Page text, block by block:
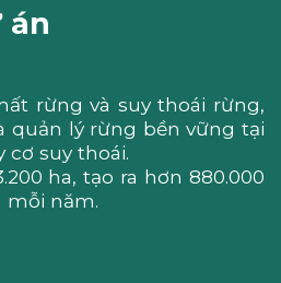
án
rừng và suy thoái rừng,
quản lý rừng bền vững tại
cơ suy thoái.
ha, tạo ra hơn 880.000
mỗi năm.